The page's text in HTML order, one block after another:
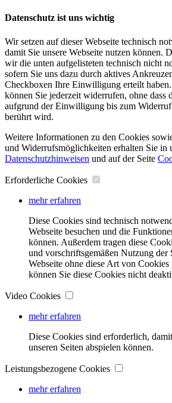
Datenschutz ist uns wichtig
Wir setzen auf dieser Webseite technisch
damit Sie unsere Webseite nutzen können.
wir die unten aufgelisteten technisch nicht
sofern Sie uns dazu durch aktives
Checkboxen Ihre Einwilligung erteilt
können Sie jederzeit widerrufen, ohne dass
aufgrund der Einwilligung bis zum
berührt wird.
Weitere Informationen zu den Cookies
und Widerrufsmöglichkeiten erhalten Sie in
Datenschutzhinweisen und auf der Seite
Erforderliche Cookies
mehr erfahren
Diese Cookies sind technisch
Webseite besuchen und die
können. Außerdem tragen diese
und vorschriftsgemäßen Nutzung der
Webseite ohne diese Art von
können Sie diese Cookies nicht
Video Cookies
mehr erfahren
Diese Cookies sind erforderlich,
unseren Seiten abspielen können.
Leistungsbezogene Cookies
mehr erfahren